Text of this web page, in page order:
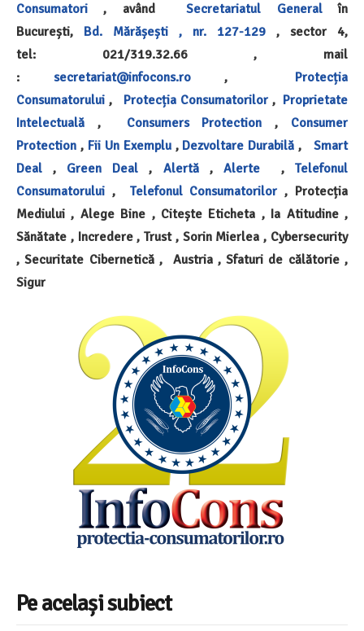
Consumatori , avândSecretariatul Generalîn
București, Bd. Mărășești , nr. 127-129 , sector 4,
tel: 021/319.32.66 , mail
: secretariat@infocons.ro, Protecția
Consumatorului , Protecția Consumatorilor, Proprietate
Intelectuală , Consumers Protection , Consumer
Protection , Fii Un Exemplu, Dezvoltare Durabilă ,Smart
Deal , Green Deal , Alertă, Alerte ,Telefonul
Consumatorului , Telefonul Consumatorilor , Protecția
Mediului , Alege Bine , Citește Eticheta , Ia Atitudine ,
Sănătate , Incredere , Trust , Sorin Mierlea , Cybersecurity
, Securitate Cibernetică , Austria ,Sfaturi de călătorie ,
Sigur
Pe același subiect